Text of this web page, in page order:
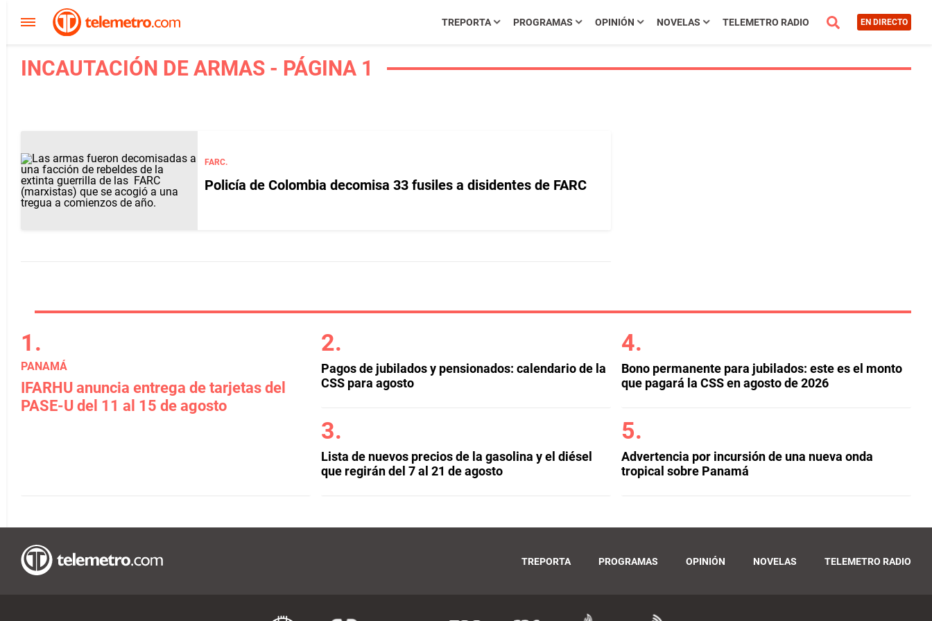
TREPORTA PROGRAMAS OPINIÓN NOVELAS TELEMETRO RADIO EN DIRECTO
INCAUTACIÓN DE ARMAS - PÁGINA 1
FARC.
Policía de Colombia decomisa 33 fusiles a disidentes de FARC
PANAMÁ
IFARHU anuncia entrega de tarjetas del
PASE-U del 11 al 15 de agosto
Pagos de jubilados y pensionados: calendario de la
CSS para agosto
Lista de nuevos precios de la gasolina y el diésel
que regirán del 7 al 21 de agosto
Bono permanente para jubilados: este es el monto
que pagará la CSS en agosto de 2026
Advertencia por incursión de una nueva onda
tropical sobre Panamá
TREPORTA PROGRAMAS OPINIÓN NOVELAS TELEMETRO RADIO